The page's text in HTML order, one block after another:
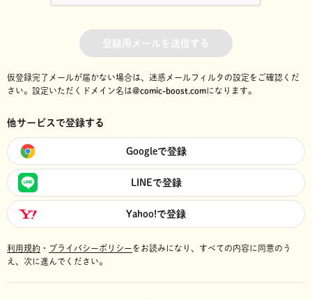
登録用メールを送信する
仮登録完了メールが届かない場合は、迷惑メールフィルタの設定をご確認くだ
さい。 設定いただくドメイン名は@comic-boost.comになります。
他サービスで登録する
Googleで登録
LINEで登録
Yahoo!で登録
利用規約 ・ プライバシーポリシーをお読みになり、 すべての内容に同意のう
え、次に進んでください。